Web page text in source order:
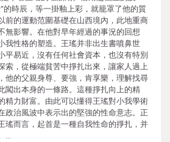
的時辰，等一掛釉上彩，就籠罩了他的質
前的運動范圍基礎在山西境內，此地重商
無影響。在他對早年經過的事況的回想
我性格的塑造。王瑤并非出生書噴鼻世
平易近，沒有任何社會資本，也沒有特別
索，從極端貧苦中掙扎出來，讓家人過上
他的父親身尊、要強，肯享樂，理解找尋
闖出本身的一條路。這種掙扎向上的精
精力財富。由此可以懂得王瑤對小我學術
政治風波中表示出的堅強的性命意志。正
瑤而言，起首是一種自我性命的掙扎，并
…